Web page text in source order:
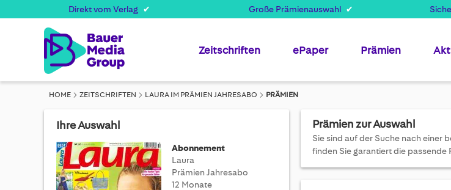
Direkt vom Verlag Große Prämienauswahl
Zeitschriften ePaper Prämien
HOME ZEITSCHRIFTEN LAURA IM PRÄMIEN JAHRESABO PRÄMIEN
Ihre Auswahl
Abonnement
Laura
Prämien Jahresabo
12 Monate
Prämien zur Auswahl
Sie sind auf der Suche nach einer
finden Sie garantiert die passende